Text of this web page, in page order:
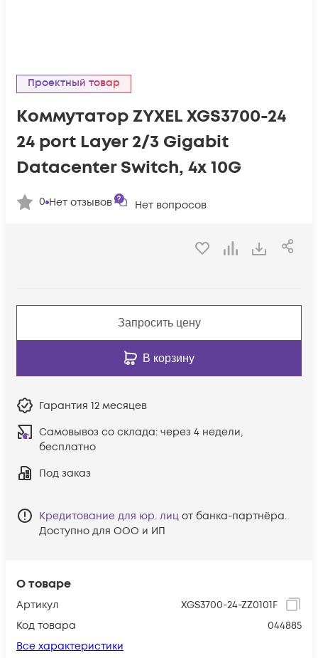
О товаре
Артикул
XGS3700-24-ZZ0101F
Код товара
044885
Все характеристики
Проектный товар
Коммутатор ZYXEL XGS3700-24
24 port Layer 2/3 Gigabit
Datacenter Switch, 4x 10G
0 Нет отзывов Нет вопросов
Запросить цену
В корзину
Гарантия 12 месяцев
Самовывоз со склада: через 4 недели,
бесплатно
Под заказ
Кредитование для юр. лиц от банка-партнёра.
Доступно для ООО и ИП